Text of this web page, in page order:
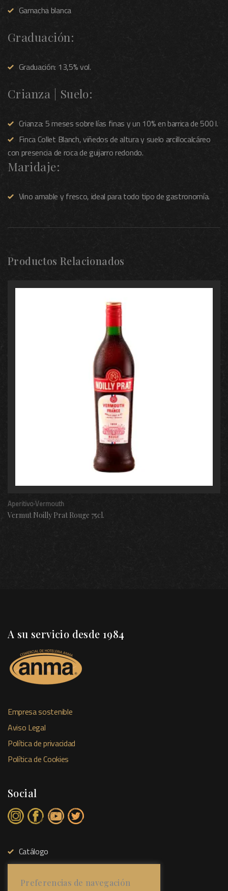
Garnacha blanca
Graduación:
Graduación: 13,5% vol.
Crianza | Suelo:
Crianza: 5 meses sobre lías finas y un 10% en barrica de 500 l.
Finca Collet Blanch, viñedos de altura y suelo arcillocalcáreo
con presencia de roca de guijarro redondo.
Maridaje:
Vino amable y fresco, ideal para todo tipo de gastronomía.
Productos Relacionados
Aperitivo·Vermouth
Vermut Noilly Prat Rouge 75cl.
A su servicio desde 1984
Empresa sostenible
Aviso Legal
Política de privacidad
Política de Cookies
Social
Catálogo
Tienda Física
Sobre Nosotros
Preferencias de navegación